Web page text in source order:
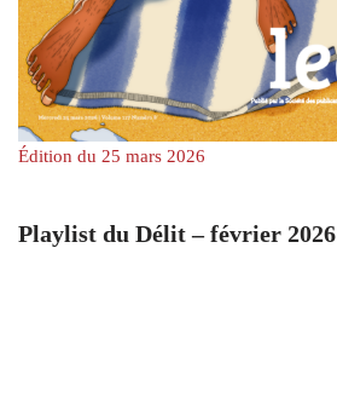
Édition du 25 mars 2026
Playlist du Délit – février 2026